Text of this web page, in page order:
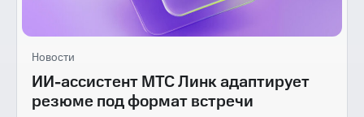
Новости
ИИ-ассистент МТС Линк адаптирует
резюме под формат встречи